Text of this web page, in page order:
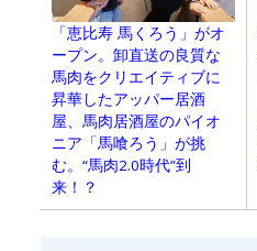
「恵比寿 馬くろう」がオ
ープン。卸直送の良質な
馬肉をクリエイティブに
昇華したアッパー居酒
屋、馬肉居酒屋のパイオ
ニア「馬喰ろう」が挑
む。“馬肉2.0時代”到
来！？